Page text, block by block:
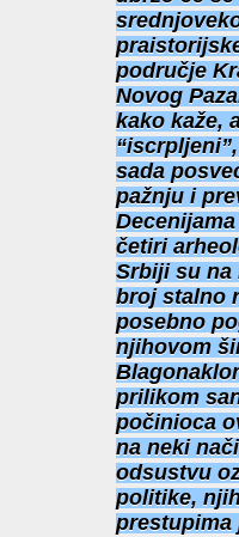
područje
Novog
kako kaže,
sada
pažnju i
četiri
Srbiji su na
broj stalno
posebno
njihovom
prilikom
počinioca
na neki
odsustvu
politike,
prestupima